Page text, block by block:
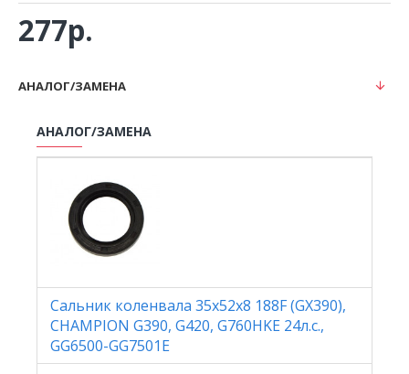
277р.
АНАЛОГ/ЗАМЕНА
АНАЛОГ/ЗАМЕНА
Сальник коленвала 35х52х8 188F (GX390),
CHAMPION G390, G420, G760HKE 24л.с.,
GG6500-GG7501E